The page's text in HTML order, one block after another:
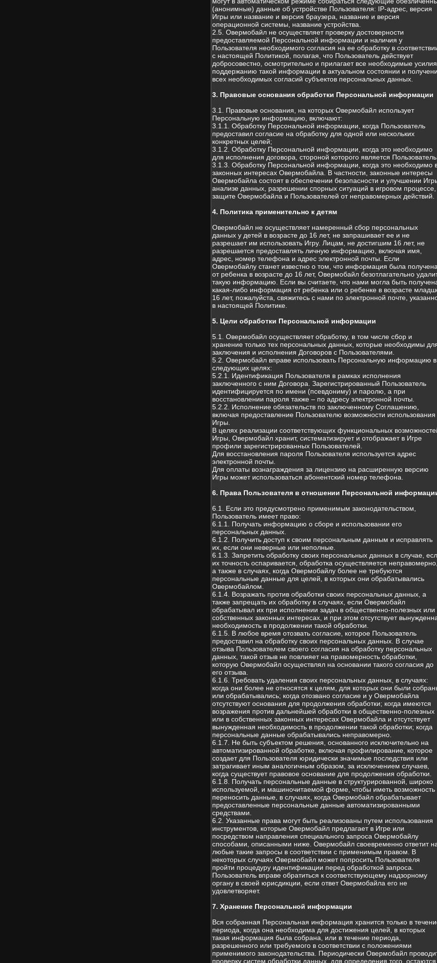
(анонимные) данные об устройстве Пользователя: IP-адрес, версия
Игры или название и версия браузера, название и версия
операционной системы, название устройства.
2.5. Овермобайл не осуществляет проверку достоверности
предоставляемой Персональной информации и наличия у
Пользователя необходимого согласия на ее обработку в
с настоящей Политикой, полагая, что Пользователь действует
добросовестно, осмотрительно и прилагает все необходимые
поддержанию такой информации в актуальном состоянии и
всех необходимых согласий субъектов персональных данных.
3. Правовые основания обработки Персональной информации
3.1. Правовые основания, на которых Овермобайл использует
Персональную информацию, включают:
3.1.1. Обработку Персональной информации, когда Пользователь
предоставил согласие на обработку для одной или нескольких
конкретных целей;
3.1.2. Обработку Персональной информации, когда это необходимо
для исполнения договора, стороной которого является
3.1.3. Обработку Персональной информации, когда это необходимо
законных интересах Овермобайла. В частности, законные интересы
Овермобайла состоят в обеспечении безопасности и улучшении
анализе данных, разрешении спорных ситуаций в игровом процессе,
защите Овермобайла и Пользователей от неправомерных действий.
4. Политика применительно к детям
Овермобайл не осуществляет намеренный сбор персональных
данных у детей в возрасте до 16 лет, не запрашивает ее и не
разрешает им использовать Игру. Лицам, не достигшим 16 лет, не
разрешается предоставлять личную информацию, включая имя,
адрес, номер телефона и адрес электронной почты. Если
Овермобайлу станет известно о том, что информация была получена
от ребенка в возрасте до 16 лет, Овермобайл безотлагательно
такую информацию. Если вы считаете, что нами могла быть
какая-либо информация от ребенка или о ребенке в возрасте
16 лет, пожалуйста, свяжитесь с нами по электронной почте,
в настоящей Политике.
5. Цели обработки Персональной информации
5.1. Овермобайл осуществляет обработку, в том числе сбор и
хранение только тех персональных данных, которые необходимы
заключения и исполнения Договоров с Пользователями.
5.2. Овермобайл вправе использовать Персональную информацию в
следующих целях:
5.2.1. Идентификация Пользователя в рамках исполнения
заключенного с ним Договора. Зарегистрированный Пользователь
идентифицируется по имени (псевдониму) и паролю, а при
восстановлении пароля также – по адресу электронной почты.
5.2.2. Исполнение обязательств по заключенному Соглашению,
включая предоставление Пользователю возможности использования
Игры.
В целях реализации соответствующих функциональных
Игры, Овермобайл хранит, систематизирует и отображает в Игре
профили зарегистрированных Пользователей.
Для восстановления пароля Пользователя используется адрес
электронной почты.
Для оплаты вознаграждения за лицензию на расширенную версию
Игры может использоваться абонентский номер телефона.
6. Права Пользователя в отношении Персональной
6.1. Если это предусмотрено применимым законодательством,
Пользователь имеет право:
6.1.1. Получать информацию о сборе и использовании его
персональных данных.
6.1.2. Получить доступ к своим персональным данным и исправлять
их, если они неверные или неполные.
6.1.3. Запретить обработку своих персональных данных в случае,
их точность оспаривается, обработка осуществляется неправомерно,
а также в случаях, когда Овермобайлу более не требуются
персональные данные для целей, в которых они обрабатывались
Овермобайлом.
6.1.4. Возражать против обработки своих персональных данных, а
также запрещать их обработку в случаях, если Овермобайл
обрабатывал их при исполнении задач в общественно-полезных или
собственных законных интересах, и при этом отсутствует
необходимость в продолжении такой обработки.
6.1.5. В любое время отозвать согласие, которое Пользователь
предоставил на обработку своих персональных данных. В случае
отзыва Пользователем своего согласия на обработку персональных
данных, такой отзыв не повлияет на правомерность обработки,
которую Овермобайл осуществлял на основании такого согласия до
его отзыва.
6.1.6. Требовать удаления своих персональных данных, в случаях:
когда они более не относятся к целям, для которых они были
или обрабатывались; когда отозвано согласие и у Овермобайла
отсутствуют основания для продолжения обработки; когда имеются
возражения против дальнейшей обработки в общественно-полезных
или в собственных законных интересах Овермобайла и отсутствует
вынужденная необходимость в продолжении такой обработки; когда
персональные данные обрабатывались неправомерно.
6.1.7. Не быть субъектом решения, основанного исключительно на
автоматизированной обработке, включая профилирование, которое
создает для Пользователя юридически значимые последствия или
затрагивает иным аналогичным образом, за исключением случаев,
когда существует правовое основание для продолжения обработки.
6.1.8. Получать персональные данные в структурированной, широко
используемой, и машиночитаемой форме, чтобы иметь возможность
переносить данные, в случаях, когда Овермобайл обрабатывает
предоставленные персональные данные автоматизированными
средствами.
6.2. Указанные права могут быть реализованы путем использования
инструментов, которые Овермобайл предлагает в Игре или
посредством направления специального запроса Овермобайлу
способами, описанными ниже. Овермобайл своевременно ответит
любые такие запросы в соответствии с применимым правом. В
некоторых случаях Овермобайл может попросить Пользователя
пройти процедуру идентификации перед обработкой запроса.
Пользователь вправе обратиться к соответствующему надзорному
органу в своей юрисдикции, если ответ Овермобайла его не
удовлетворяет.
7. Хранение Персональной информации
Вся собранная Персональная информация хранится только в
периода, когда она необходима для достижения целей, в которых
такая информация была собрана, или в течение периода,
разрешенного или требуемого в соответствии с положениями
применимого законодательства. Периодически Овермобайл
проверку систем обработки данных, для определения того, остаются